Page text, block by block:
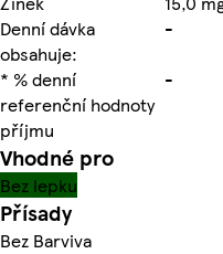
Denní dávka
obsahuje:
-
* % denní
referenční hodnoty
příjmu
-
Vhodné pro
Bez lepku
Přísady
Bez Barviva